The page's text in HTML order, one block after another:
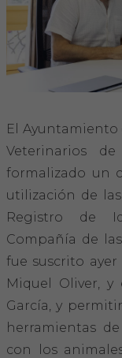
Noticias
Revista Colegial
Notas de prensa
Hemeroteca
IDENTIFICACIÓN
INFORMACIÓN A
Centros
Colegiados
Consejos para tus
El Ayuntamiento
Veterinarios
formalizado un
utilización de
Registro de
Compañía de
fue suscrito
Miquel Oliver, y
García, y
herramientas
con los